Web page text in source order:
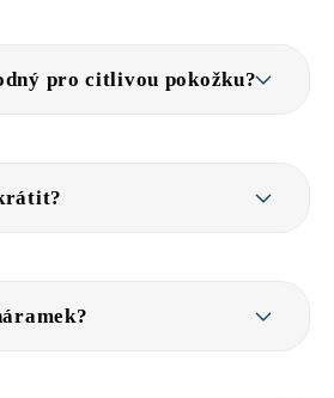
pro citlivou pokožku?